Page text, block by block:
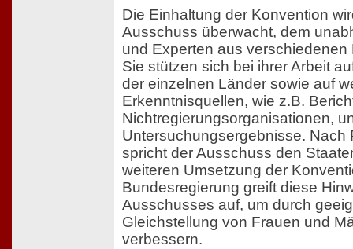
Die Einhaltung der Konvention
Ausschuss überwacht, dem
und Experten aus
Sie stützen sich bei ihrer Arbeit
der einzelnen Länder sowie auf
Erkenntnisquellen, wie z.B.
Nichtregierungsorganisationen,
Untersuchungsergebnisse. Nach
spricht der Ausschuss den
weiteren Umsetzung der
Bundesregierung greift diese
Ausschusses auf, um durch
Gleichstellung von Frauen und
verbessern.